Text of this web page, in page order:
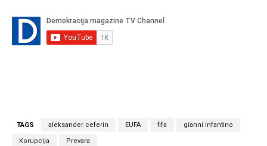
TAGS aleksander ceferin EUFA fifa gianni infantino
Korupcija Prevara